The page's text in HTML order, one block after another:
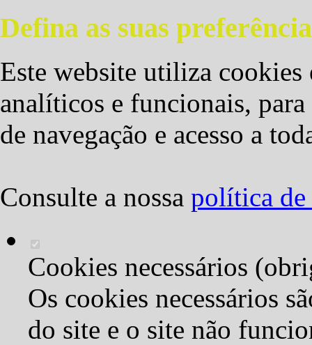
Defina as suas
Este website utiliza cookies
analíticos e funcionais,
de navegação e acesso a
Consulte a nossa política de
Cookies necessários
Os cookies necessários
do site e o site não